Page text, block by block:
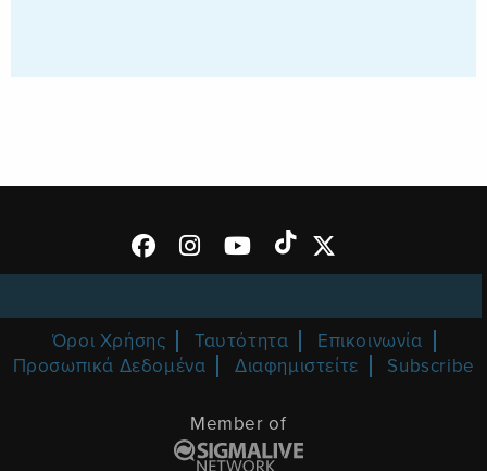
Όροι Χρήσης Ταυτότητα
Επικοινωνία
Προσωπικά Δεδομένα
Διαφημιστείτε Subscribe
Member of